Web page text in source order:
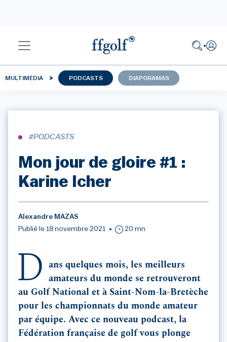
MULTIMÉDIA PODCASTS DIAPORAMAS
#PODCASTS
Mon jour de gloire #1 :
Karine Icher
Alexandre MAZAS
Publié le 18 novembre 2021
20 mn
D
ans quelques mois, les meilleurs
amateurs du monde se retrouveront
au Golf National et à Saint-Nom-la-Bretèche
pour les championnats du monde amateur
par équipe. Avec ce nouveau podcast, la
Fédération française de golf vous plonge